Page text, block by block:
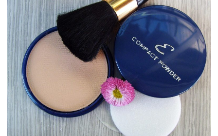
b
o
o
k
st
a